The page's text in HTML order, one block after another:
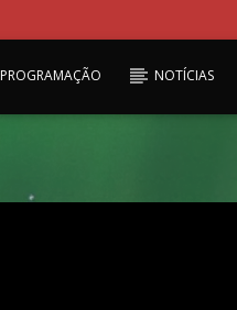
PROGRAMAÇÃO NOTÍCIAS